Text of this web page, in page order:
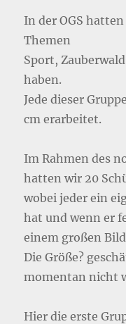
In der OGS
Themen
Sport,
haben.
Jede dieser
cm erarbeitet.
Im Rahmen des
hatten wir 20
wobei jeder ein
hat und wenn er
einem großen
Die Größe?
momentan nicht
Hier die erste